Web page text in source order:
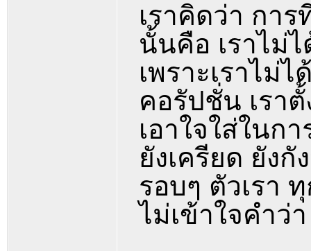
เราคิดว่า กา
นั้นคือ เราไม่
เพราะเราไม่
คอรัปชั่น เรา
เอาใจใส่ในก
ยังเครียด ยัง
รอบๆ ตัวเรา
ไม่เข้าใจคำว่